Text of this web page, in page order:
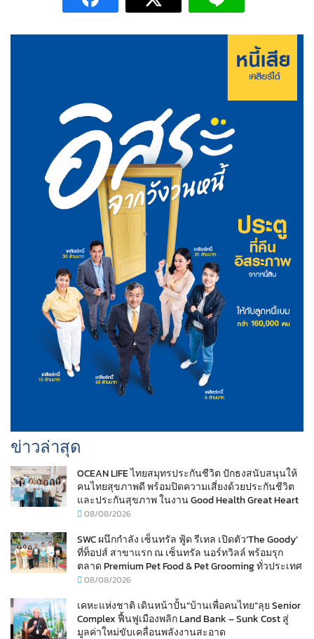
ข่าวล่าสุด
OCEAN LIFE ไทยสมุทรประกันชีวิต ปักธงสนับสนุนให้
คนไทยสุขภาพดี พร้อมปิดความเสี่ยงด้วยประกันชีวิต
และประกันสุขภาพ ในงาน Good Health Great Heart
08/08/2026
SWC ผนึกกำลัง เซ็นทรัล ฟู้ด รีเทล เปิดตัว‘The Goody’
ที่ท็อปส์ สาขาแรก ณ เซ็นทรัล นอร์ทวิลล์ พร้อมรุก
ตลาด Premium Pet Food & Pet Grooming ทั่วประเทศ
08/08/2026
เคหะแห่งชาติ เดินหน้าปั้น“บ้านเพื่อคนไทย”ลุย Senior
Complex ฟื้นฟูเมืองพลิก Land Bank – Sunk Cost สู่
มูลค่าใหม่ขับเคลื่อนพลังงานสะอาด